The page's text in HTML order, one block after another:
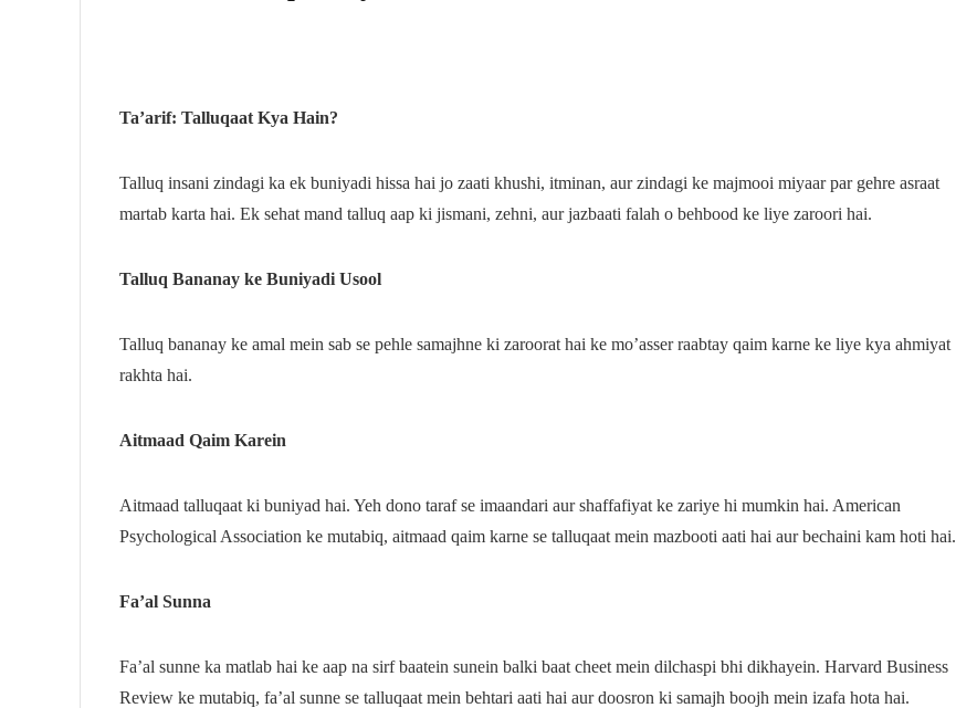
Ta’arif: Talluqaat Kya Hain?
Talluq insani zindagi ka ek buniyadi hissa hai jo zaati khushi, itminan, aur zindagi ke majmooi miyaar par gehre asraat
martab karta hai. Ek sehat mand talluq aap ki jismani, zehni, aur jazbaati falah o behbood ke liye zaroori hai.
Talluq Bananay ke Buniyadi Usool
Talluq bananay ke amal mein sab se pehle samajhne ki zaroorat hai ke mo’asser raabtay qaim karne ke liye kya ahmiyat
rakhta hai.
Aitmaad Qaim Karein
Aitmaad talluqaat ki buniyad hai. Yeh dono taraf se imaandari aur shaffafiyat ke zariye hi mumkin hai. American
Psychological Association ke mutabiq, aitmaad qaim karne se talluqaat mein mazbooti aati hai aur bechaini kam hoti hai.
Fa’al Sunna
Fa’al sunne ka matlab hai ke aap na sirf baatein sunein balki baat cheet mein dilchaspi bhi dikhayein. Harvard Business
Review ke mutabiq, fa’al sunne se talluqaat mein behtari aati hai aur doosron ki samajh boojh mein izafa hota hai.